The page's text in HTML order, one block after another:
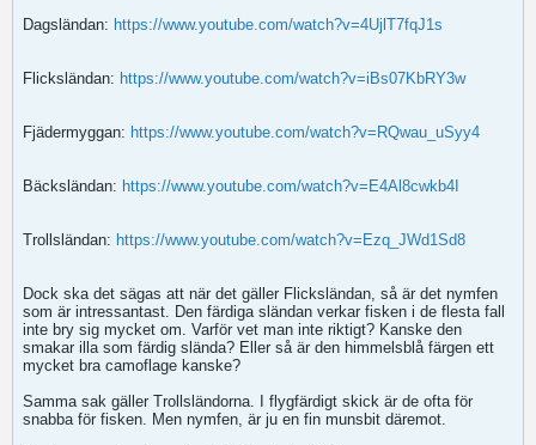
Dagsländan: https://www.youtube.com/watch?v=4UjlT7fqJ1s
Flicksländan: https://www.youtube.com/watch?v=iBs07KbRY3w
Fjädermyggan: https://www.youtube.com/watch?v=RQwau_uSyy4
Bäcksländan: https://www.youtube.com/watch?v=E4Al8cwkb4I
Trollsländan: https://www.youtube.com/watch?v=Ezq_JWd1Sd8
Dock ska det sägas att när det gäller Flicksländan, så är det nymfen
som är intressantast. Den färdiga sländan verkar fisken i de flesta fall
inte bry sig mycket om. Varför vet man inte riktigt? Kanske den
smakar illa som färdig slända? Eller så är den himmelsblå färgen ett
mycket bra camoflage kanske?
Samma sak gäller Trollsländorna. I flygfärdigt skick är de ofta för
snabba för fisken. Men nymfen, är ju en fin munsbit däremot.